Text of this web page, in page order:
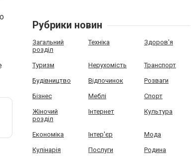
Рубрики новин
Загальний
розділ
Техніка Здоров'я
Туризм Нерухомість Транспорт
Будівництво Відпочинок Розваги
Бізнес Меблі Спорт
Жіночий
розділ
Інтернет Культура
Економіка Інтер'єр Мода
Кулінарія Послуги Родина